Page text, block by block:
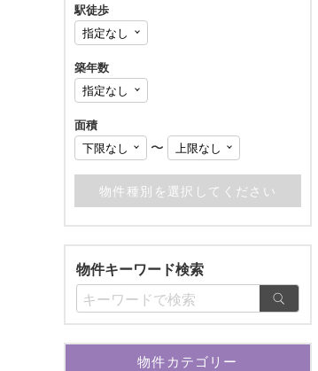
駅徒歩
築年数
面積
〜
物件キーワード検索
物件カテゴリー